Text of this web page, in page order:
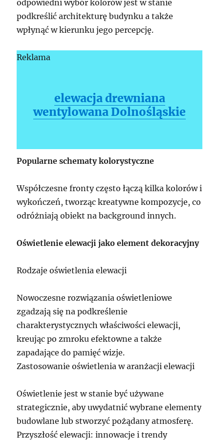
odpowiedni wybór kolorów jest w stanie
podkreślić architekturę budynku a także
wpłynąć w kierunku jego percepcję.
Reklama
elewacja drewniana
wentylowana Dolnośląskie
Popularne schematy kolorystyczne
Współczesne fronty często łączą kilka kolorów i
wykończeń, tworząc kreatywne kompozycje, co
odróżniają obiekt na background innych.
Oświetlenie elewacji jako element dekoracyjny
Rodzaje oświetlenia elewacji
Nowoczesne rozwiązania oświetleniowe
zgadzają się na podkreślenie
charakterystycznych właściwości elewacji,
kreując po zmroku efektowne a także
zapadające do pamięć wizje.
Zastosowanie oświetlenia w aranżacji elewacji
Oświetlenie jest w stanie być używane
strategicznie, aby uwydatnić wybrane elementy
budowlane lub stworzyć pożądany atmosferę.
Przyszłość elewacji: innowacje i trendy